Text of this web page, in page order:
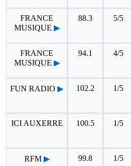
FRANCE
MUSIQUE ▶
88.3 5/5
FRANCE
MUSIQUE ▶
94.1 4/5
FUN RADIO ▶ 102.2 1/5
ICI AUXERRE 100.5 1/5
RFM ▶ 99.8 1/5